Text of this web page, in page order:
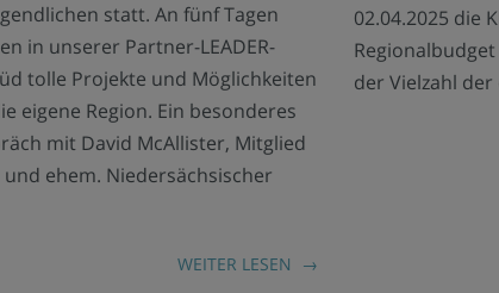
statt. An fünf Tagen
in unserer Partner-LEADER-
tolle Projekte und Möglichkeiten
eigene Region. Ein besonderes
mit David McAllister, Mitglied
ehem. Niedersächsischer
WEITER LESEN
02.04.2025 die
der Vielzahl